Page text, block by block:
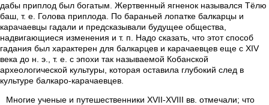
дабы приплод был богатым. Жертвенный ягненок назывался Тёлю
баш, т. е. Голова приплода. По бараньей лопатке балкарцы и
карачаевцы гадали и предсказывали будущее общества,
надвигающиеся изменения и т. п. Надо сказать, что этот способ
гадания был характерен для балкарцев и карачаевцев еще с XIV
века до н. э., т. е. с эпохи так называемой Кобанской
археологической культуры, которая оставила глубокий след в
культуре балкаро-карачаевцев.
Многие ученые и путешественники XVII-XVIII вв. отмечали; что